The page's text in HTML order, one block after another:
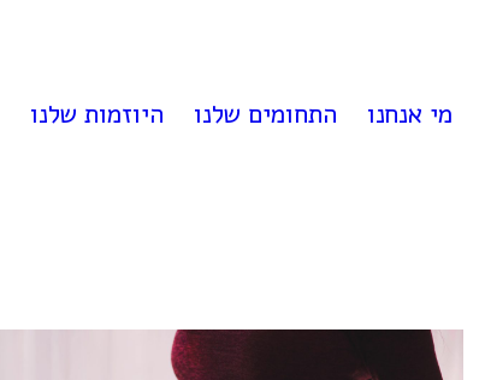
מי אנחנו
התחומים שלנו היוזמות שלנו